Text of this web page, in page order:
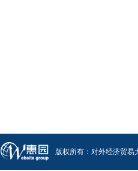
版权所有：对外经济贸易